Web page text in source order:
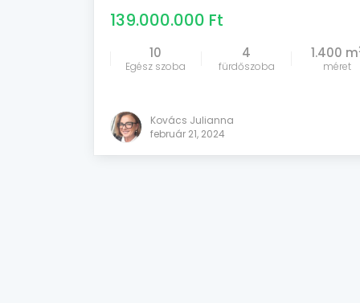
139.000.000 Ft
10
Egész szoba
4
fürdőszoba
1.400 m
méret
Kovács Julianna
február 21, 2024